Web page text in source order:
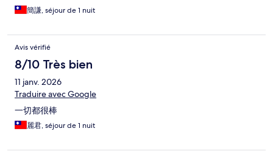
簡謙, séjour de 1 nuit
Avis vérifié
8/10 Très bien
11 janv. 2026
Traduire avec Google
一切都很棒
麗君, séjour de 1 nuit